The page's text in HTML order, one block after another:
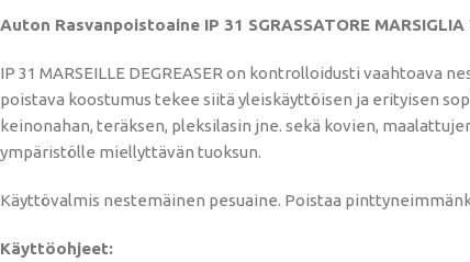
Auton Rasvanpoistoaine IP 31 SGRASSATORE MARSIGLIA
IP 31 MARSEILLE DEGREASER on kontrolloidusti
poistava koostumus tekee siitä yleiskäyttöisen ja erityisen
keinonahan, teräksen, pleksilasin jne. sekä kovien,
ympäristölle miellyttävän tuoksun.
Käyttövalmis nestemäinen pesuaine. Poistaa
Käyttöohjeet: